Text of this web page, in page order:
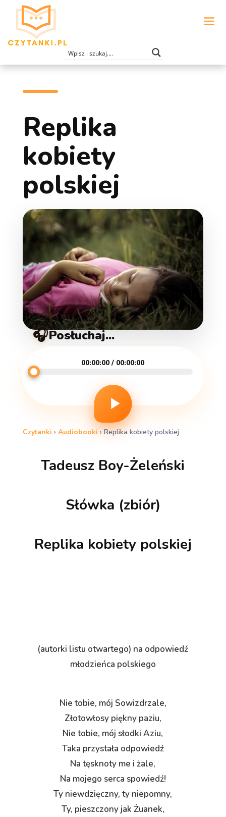
Replika
kobiety
polskiej
🎧Posłuchaj...
00:00:00 / 00:00:00
Czytanki › Audiobooki›Replika kobiety polskiej
Tadeusz Boy-Żeleński
Słówka (zbiór)
Replika kobiety polskiej
(autorki listu otwartego) na odpowiedź
młodzieńca polskiego
Nie tobie, mój Sowizdrzale,
Złotowłosy piękny paziu,
Nie tobie, mój słodki Aziu,
Taka przystała odpowiedź
Na tęsknoty me i żale,
Na mojego serca spowiedź!
Ty niewdzięczny, ty niepomny,
Ty, pieszczony jak Żuanek,